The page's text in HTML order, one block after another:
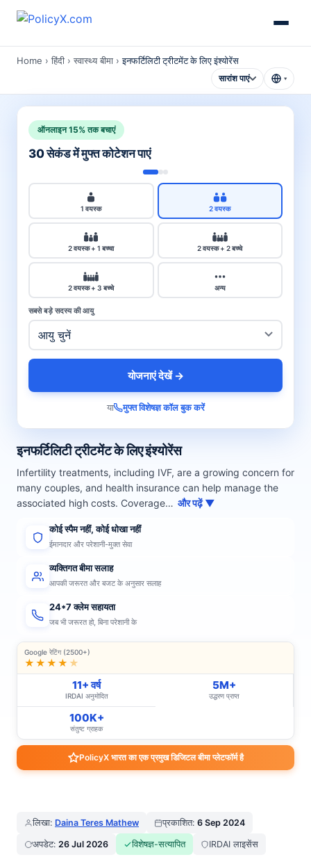
Home › हिंदी › स्वास्थ्य बीमा ›इनफर्टिलिटी ट्रीटमेंट के लिए इंश्योरेंस
सारांश पाएं ▾
इनफर्टिलिटी ट्रीटमेंट के लिए इंश्योरेंस
Infertility treatments, including IVF, are a growing concern for
many couples, and health insurance can help manage the
associated high costs. Coverage… और पढ़ें ▼
कोई स्पैम नहीं, कोई धोखा नहीं
ईमानदार और परेशानी-मुक्त सेवा
व्यक्तिगत बीमा सलाह
आपकी जरूरत और बजट के अनुसार सलाह
24*7 क्लेम सहायता
जब भी जरूरत हो, बिना परेशानी के
Google रेटिंग (2500+)
★★★★ ★
11+ वर्ष
IRDAI अनुमोदित
5M+
उद्धरण प्राप्त
100K+
संतुष्ट ग्राहक
PolicyX भारत का एक प्रमुख डिजिटल बीमा प्लेटफॉर्म है
ऑनलाइन 15% तक बचाएं
30 सेकंड में मुफ्त कोटेशन पाएं
1 वयस्क 2 वयस्क
2 वयस्क + 1 बच्चा 2 वयस्क + 2 बच्चे
2 वयस्क + 3 बच्चे अन्य
सबसे बड़े सदस्य की आयु
योजनाएं देखें →
या मुफ्त विशेषज्ञ कॉल बुक करें
लिखा: Daina Teres Mathew प्रकाशित: 6 Sep 2024
अपडेट: 26 Jul 2026 विशेषज्ञ-सत्यापित IRDAI लाइसेंस